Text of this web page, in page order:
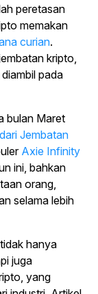
peretasan
memakan
curian.
kripto,
pada
bulan Maret
Jembatan
Axie Infinity
ini, bahkan
orang,
selama lebih
hanya
juga
yang